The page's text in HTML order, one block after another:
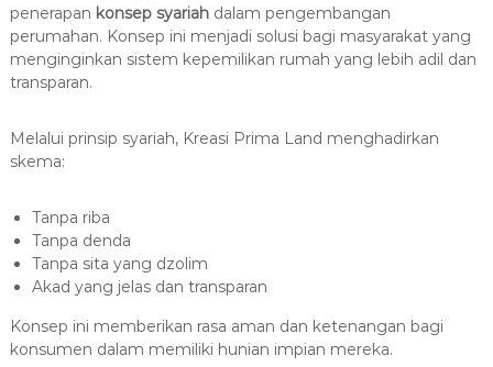
penerapan konsep syariahdalam pengembangan
perumahan. Konsep ini menjadi solusi bagi masyarakat yang
menginginkan sistem kepemilikan rumah yang lebih adil dan
transparan.
Melalui prinsip syariah, Kreasi Prima Land menghadirkan
skema:
Tanpa riba
Tanpa denda
Tanpa sita yang dzolim
Akad yang jelas dan transparan
Konsep ini memberikan rasa aman dan ketenangan bagi
konsumen dalam memiliki hunian impian mereka.